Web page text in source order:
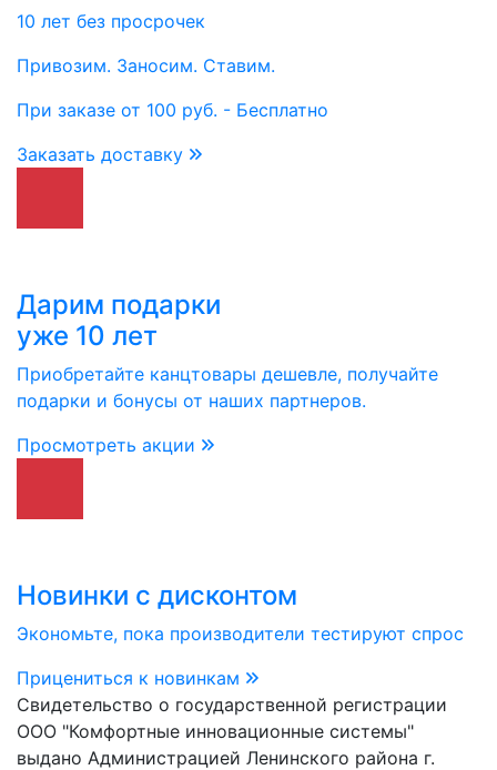
10 лет без просрочек
Привозим. Заносим. Ставим.
При заказе от 100 руб. - Бесплатно
Заказать доставку
Дарим подарки
уже 10 лет
Приобретайте канцтовары дешевле, получайте
подарки и бонусы от наших партнеров.
Просмотреть акции
Новинки с дисконтом
Экономьте, пока производители тестируют спрос
Прицениться к новинкам
Свидетельство о государственной регистрации
ООО "Комфортные инновационные системы"
выдано Администрацией Ленинского района г.